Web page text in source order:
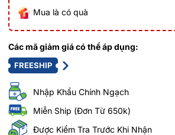
Mua là có quà
Các mã giảm giá có thể áp dụng:
FREESHIP
Nhập Khẩu Chính Ngạch
Miễn Ship (Đơn Từ 650k)
Được Kiểm Tra Trước Khi Nhận